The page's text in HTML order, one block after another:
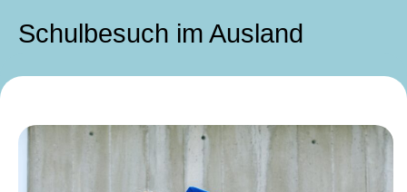
Schulbesuch im Ausland